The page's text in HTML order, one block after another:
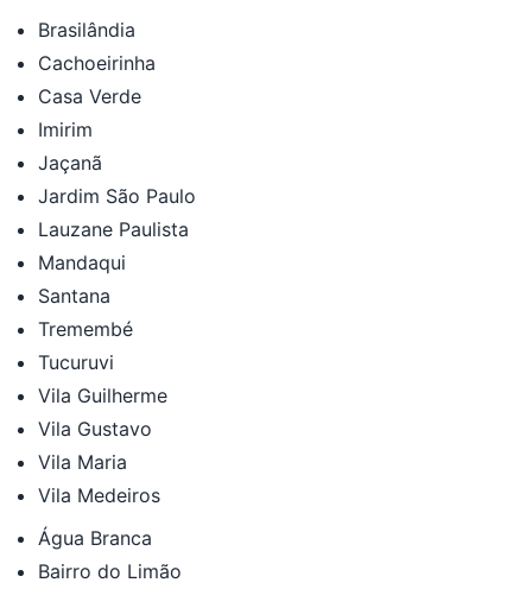
Brasilândia
Cachoeirinha
Casa Verde
Imirim
Jaçanã
Jardim São Paulo
Lauzane Paulista
Mandaqui
Santana
Tremembé
Tucuruvi
Vila Guilherme
Vila Gustavo
Vila Maria
Vila Medeiros
Água Branca
Bairro do Limão